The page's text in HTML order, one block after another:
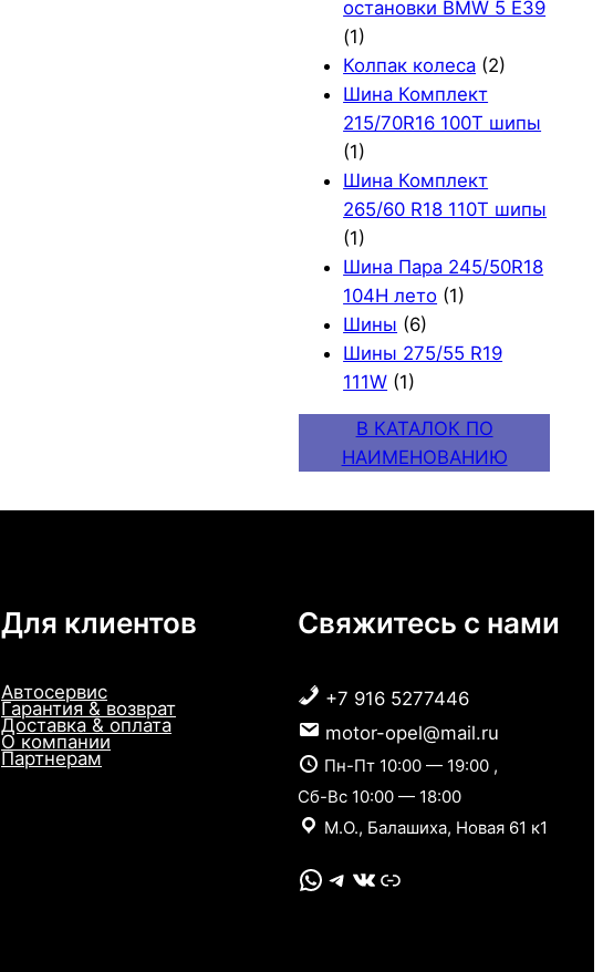
остановки BMW 5 E39
(1)
Колпак колеса (2)
Шина Комплект
215/70R16 100T шипы
(1)
Шина Комплект
265/60 R18 110T шипы
(1)
Шина Пара 245/50R18
104H лето (1)
Шины (6)
Шины 275/55 R19
111W (1)
В КАТАЛОК ПО
НАИМЕНОВАНИЮ
Для клиентов
Автосервис
Гарантия & возврат
Доставка & оплата
О компании
Партнерам
Свяжитесь с нами
+7 916 5277446
motor-opel@mail.ru
Пн-Пт 10:00 — 19:00 ,
Сб-Вс 10:00 — 18:00
М.О., Балашиха, Новая 61 к1
WhatsApp Telegram VK Link